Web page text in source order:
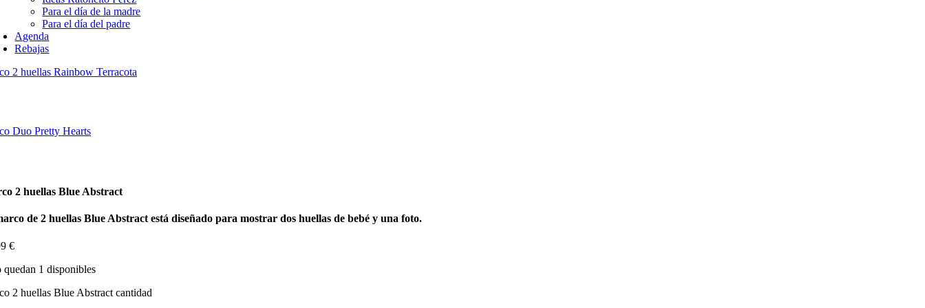
Para el día de la madre
Para el día del padre
Agenda
Rebajas
2 huellas Rainbow Terracota
Duo Pretty Hearts
2 huellas Blue Abstract
de 2 huellas Blue Abstract está diseñado para mostrar dos huellas de bebé y una foto.
€
quedan 1 disponibles
2 huellas Blue Abstract cantidad